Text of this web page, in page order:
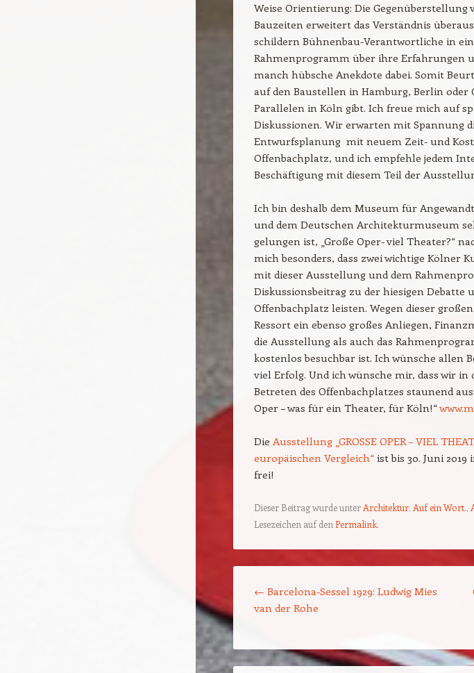
Weise Orientierung: Die Gegenüberstellung
Bauzeiten erweitert das Verständnis
schildern Bühnenbau-Verantwortliche in
Rahmenprogramm über ihre Erfahrungen
manch hübsche Anekdote dabei. Somit
auf den Baustellen in Hamburg, Berlin oder
Parallelen in Köln gibt. Ich freue mich auf
Diskussionen. Wir erwarten mit Spannung
Entwurfsplanung mit neuem Zeit- und
Offenbachplatz, und ich empfehle jedem
Beschäftigung mit diesem Teil der
Ich bin deshalb dem Museum für
und dem Deutschen Architekturmuseum
gelungen ist, „Große Oper- viel Theater?“
mich besonders, dass zwei wichtige
mit dieser Ausstellung und dem
Diskussionsbeitrag zu der hiesigen Debatte
Offenbachplatz leisten. Wegen dieser
Ressort ein ebenso großes Anliegen,
die Ausstellung als auch das
kostenlos besuchbar ist. Ich wünsche allen
viel Erfolg. Und ich wünsche mir, dass wir
Betreten des Offenbachplatzes staunend
Oper – was für ein Theater, für Köln!“
Die Ausstellung „GROSSE OPER – VIEL
europäischen Vergleich“ ist bis 30. Juni
frei!
Dieser Beitrag wurde unterArchitektur, Auf ein Wort.,
Lesezeichen auf denPermalink.
← Barcelona-Sessel 1929: Ludwig Mies
van der Rohe